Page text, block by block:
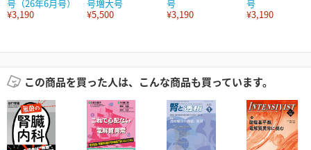
号（26年6月号）
¥3,190
号増大号
¥5,500
号
¥3,190
号
¥3,190
この商品を買った人は、こんな商品も買っています。